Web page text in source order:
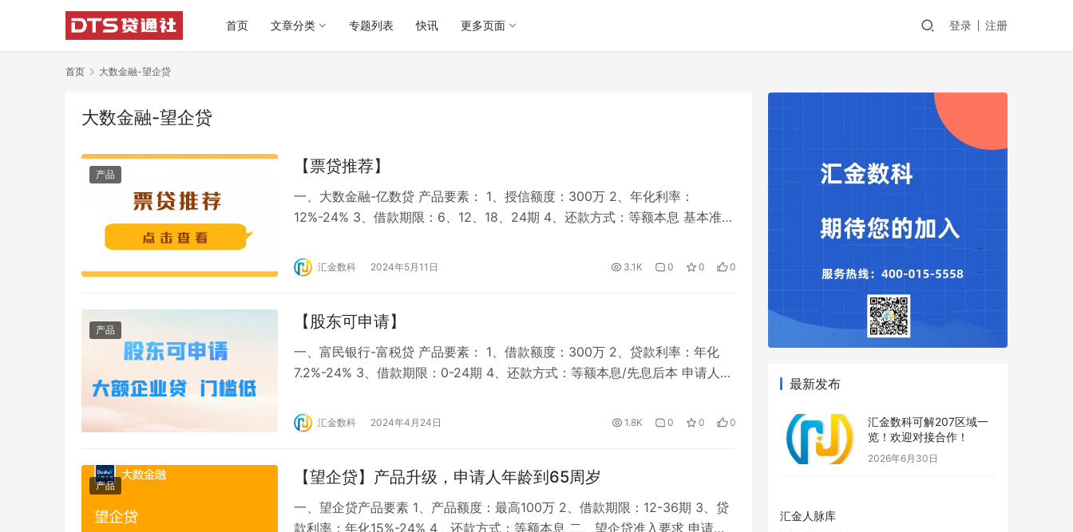
首页 文章分类 专题列表 快讯 更多页面 登录 注册
首页 大数金融-望企贷
大数金融-望企贷
产品 【票贷推荐】
一、大数金融-亿数贷 产品要素： 1、授信额度：300万 2、年化利率：
12%-24% 3、借款期限：6、12、18、24期 4、还款方式：等额本息 基本准入
月） 3、变更时间：近6个月不能有法人变更 4、开票时长：第一张发票在9个
月前（不含当月） 5、开票金额：近12个月≥100万…
汇金数科 2024年5月11日 3.1K 0 0 0
产品 【股东可申请】
一、富民银行-富税贷 产品要素： 1、借款额度：300万 2、贷款利率：年化
7.2%-24% 3、借款期限：0-24期 4、还款方式：等额本息/先息后本 申请人要
20%以上，股东需为最大的自然人股东且持股20%以上 企业要求： 1、企业注
册满2年， 税务评级ABCM，个体户不能做…
汇金数科 2024年4月24日 1.8K 0 0 0
产品 【望企贷】产品升级，申请人年龄到65周岁
一、望企贷产品要素 1、产品额度：最高100万 2、借款期限：12-36期 3、贷
款利率：年化15%-24% 4、还款方式：等额本息 二、望企贷准入要求 申请人
最新发布
汇金数科可解207区域一
览！欢迎对接合作！
2026年6月30日
汇金人脉库